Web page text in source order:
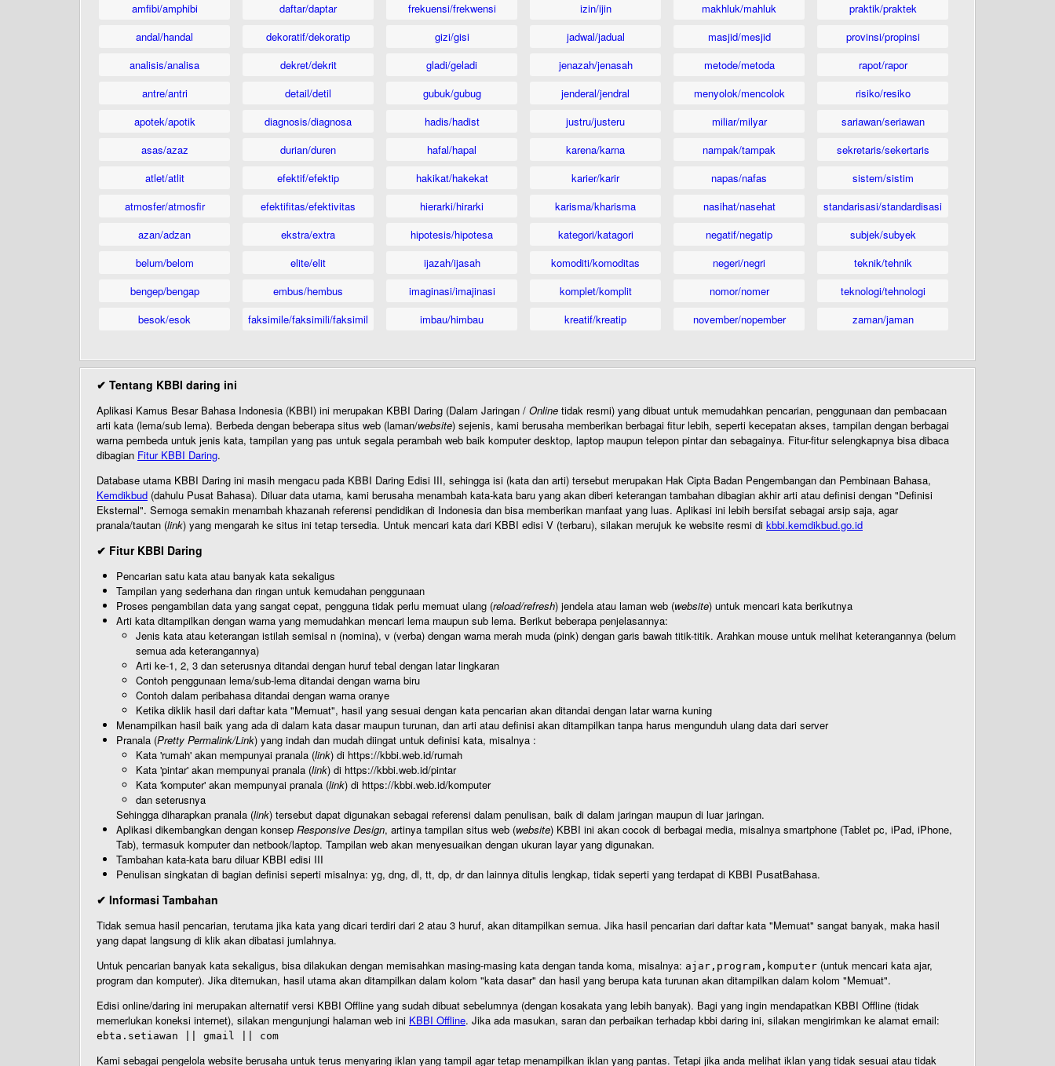
amfibi/amphibi
andal/handal
analisis/analisa
antre/antri
apotek/apotik
asas/azaz
atlet/atlit
atmosfer/atmosfir
azan/adzan
belum/belom
bengep/bengap
besok/esok
daftar/daptar
dekoratif/dekoratip
dekret/dekrit
detail/detil
diagnosis/diagnosa
durian/duren
efektif/efektip
efektifitas/efektivitas
ekstra/extra
elite/elit
embus/hembus
faksimile/faksimili/faksimil
frekuensi/frekwensi
gizi/gisi
gladi/geladi
gubuk/gubug
hadis/hadist
hafal/hapal
hakikat/hakekat
hierarki/hirarki
hipotesis/hipotesa
ijazah/ijasah
imaginasi/imajinasi
imbau/himbau
izin/ijin
jadwal/jadual
jenazah/jenasah
jenderal/jendral
justru/justeru
karena/karna
karier/karir
karisma/kharisma
kategori/katagori
komoditi/komoditas
komplet/komplit
kreatif/kreatip
makhluk/mahluk
masjid/mesjid
metode/metoda
menyolok/mencolok
miliar/milyar
nampak/tampak
napas/nafas
nasihat/nasehat
negatif/negatip
negeri/negri
nomor/nomer
november/nopember
praktik/praktek
provinsi/propinsi
rapot/rapor
risiko/resiko
sariawan/seriawan
sekretaris/sekertaris
sistem/sistim
standarisasi/standardisasi
subjek/subyek
teknik/tehnik
teknologi/tehnologi
zaman/jaman
✔ Tentang KBBI daring ini
Aplikasi Kamus Besar Bahasa Indonesia (KBBI) ini merupakan KBBI Daring (Dalam Jaringan / Online tidak resmi) yang dibuat untuk memudahkan pencarian, penggunaan dan pembacaan
arti kata (lema/sub lema). Berbeda dengan beberapa situs web (laman/website) sejenis, kami berusaha memberikan berbagai fitur lebih, seperti kecepatan akses, tampilan dengan berbagai
warna pembeda untuk jenis kata, tampilan yang pas untuk segala perambah web baik komputer desktop, laptop maupun telepon pintar dan sebagainya. Fitur-fitur selengkapnya bisa dibaca
dibagian Fitur KBBI Daring.
Database utama KBBI Daring ini masih mengacu pada KBBI Daring Edisi III, sehingga isi (kata dan arti) tersebut merupakan Hak Cipta Badan Pengembangan dan Pembinaan Bahasa,
Kemdikbud (dahulu Pusat Bahasa). Diluar data utama, kami berusaha menambah kata-kata baru yang akan diberi keterangan tambahan dibagian akhir arti atau definisi dengan "Definisi
Eksternal". Semoga semakin menambah khazanah referensi pendidikan di Indonesia dan bisa memberikan manfaat yang luas. Aplikasi ini lebih bersifat sebagai arsip saja, agar
pranala/tautan (link) yang mengarah ke situs ini tetap tersedia. Untuk mencari kata dari KBBI edisi V (terbaru), silakan merujuk ke website resmi di kbbi.kemdikbud.go.id
✔ Fitur KBBI Daring
Pencarian satu kata atau banyak kata sekaligus
Tampilan yang sederhana dan ringan untuk kemudahan penggunaan
Proses pengambilan data yang sangat cepat, pengguna tidak perlu memuat ulang (reload/refresh) jendela atau laman web (website) untuk mencari kata berikutnya
Arti kata ditampilkan dengan warna yang memudahkan mencari lema maupun sub lema. Berikut beberapa penjelasannya:
Jenis kata atau keterangan istilah semisal n (nomina), v (verba) dengan warna merah muda (pink) dengan garis bawah titik-titik. Arahkan mouse untuk melihat keterangannya (belum
semua ada keterangannya)
Arti ke-1, 2, 3 dan seterusnya ditandai dengan huruf tebal dengan latar lingkaran
Contoh penggunaan lema/sub-lema ditandai dengan warna biru
Contoh dalam peribahasa ditandai dengan warna oranye
Ketika diklik hasil dari daftar kata "Memuat", hasil yang sesuai dengan kata pencarian akan ditandai dengan latar warna kuning
Menampilkan hasil baik yang ada di dalam kata dasar maupun turunan, dan arti atau definisi akan ditampilkan tanpa harus mengunduh ulang data dari server
Pranala (Pretty Permalink/Link) yang indah dan mudah diingat untuk definisi kata, misalnya :
Kata 'rumah' akan mempunyai pranala (link) di https://kbbi.web.id/rumah
Kata 'pintar' akan mempunyai pranala (link) di https://kbbi.web.id/pintar
Kata 'komputer' akan mempunyai pranala (link) di https://kbbi.web.id/komputer
dan seterusnya
Sehingga diharapkan pranala (link) tersebut dapat digunakan sebagai referensi dalam penulisan, baik di dalam jaringan maupun di luar jaringan.
Aplikasi dikembangkan dengan konsep Responsive Design, artinya tampilan situs web (website) KBBI ini akan cocok di berbagai media, misalnya smartphone (Tablet pc, iPad, iPhone,
Tab), termasuk komputer dan netbook/laptop. Tampilan web akan menyesuaikan dengan ukuran layar yang digunakan.
Tambahan kata-kata baru diluar KBBI edisi III
Penulisan singkatan di bagian definisi seperti misalnya: yg, dng, dl, tt, dp, dr dan lainnya ditulis lengkap, tidak seperti yang terdapat di KBBI PusatBahasa.
✔ Informasi Tambahan
Tidak semua hasil pencarian, terutama jika kata yang dicari terdiri dari 2 atau 3 huruf, akan ditampilkan semua. Jika hasil pencarian dari daftar kata "Memuat" sangat banyak, maka hasil
yang dapat langsung di klik akan dibatasi jumlahnya.
Untuk pencarian banyak kata sekaligus, bisa dilakukan dengan memisahkan masing-masing kata dengan tanda koma, misalnya: ajar,program,komputer (untuk mencari kata ajar,
program dan komputer). Jika ditemukan, hasil utama akan ditampilkan dalam kolom "kata dasar" dan hasil yang berupa kata turunan akan ditampilkan dalam kolom "Memuat".
Edisi online/daring ini merupakan alternatif versi KBBI Offline yang sudah dibuat sebelumnya (dengan kosakata yang lebih banyak). Bagi yang ingin mendapatkan KBBI Offline (tidak
memerlukan koneksi internet), silakan mengunjungi halaman web ini KBBI Offline. Jika ada masukan, saran dan perbaikan terhadap kbbi daring ini, silakan mengirimkan ke alamat email:
ebta.setiawan || gmail || com
Kami sebagai pengelola website berusaha untuk terus menyaring iklan yang tampil agar tetap menampilkan iklan yang pantas. Tetapi jika anda melihat iklan yang tidak sesuai atau tidak